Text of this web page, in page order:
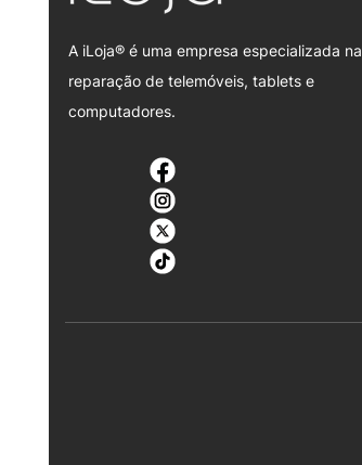
A iLoja® é uma empresa especializada na
reparação de telemóveis, tablets e
computadores.